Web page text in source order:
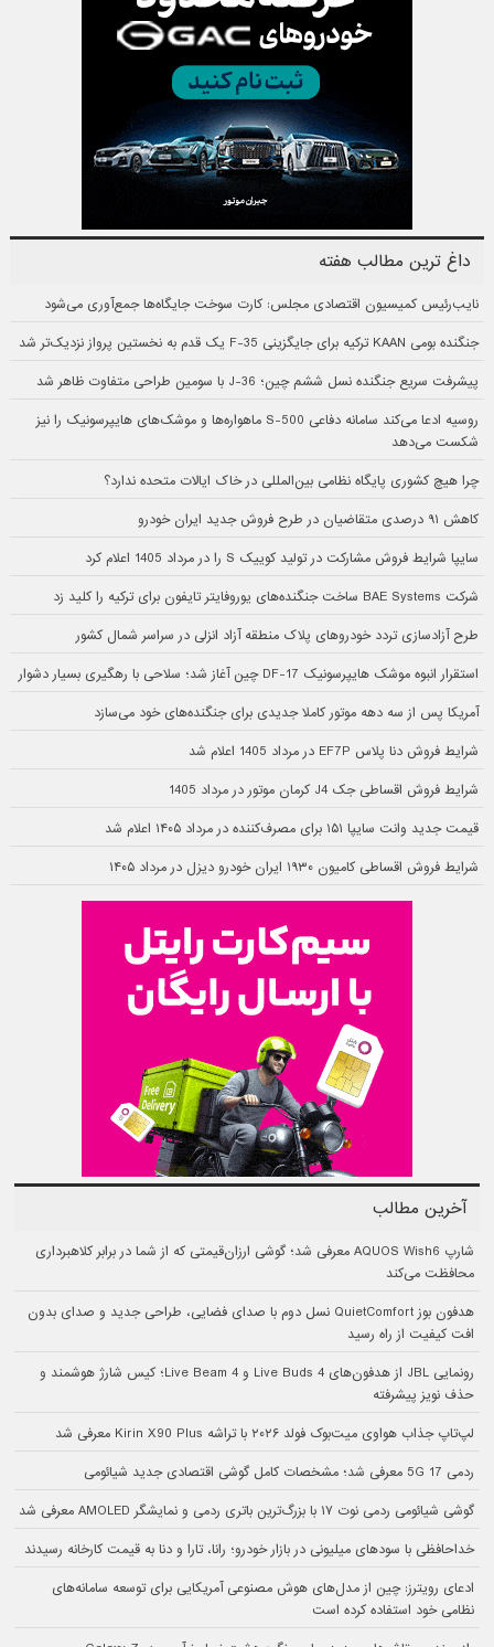
داغ ترین مطالب هفته
نایب‌رئیس کمیسیون اقتصادی مجلس: کارت سوخت جایگاه‌ها جمع‌آوری می‌شود
جنگنده بومی KAAN ترکیه برای جایگزینی F-35 یک قدم به نخستین پرواز نزدیک‌تر شد
پیشرفت سریع جنگنده نسل ششم چین؛ J-36 با سومین طراحی متفاوت ظاهر شد
روسیه ادعا می‌کند سامانه دفاعی S-500 ماهواره‌ها و موشک‌های هایپرسونیک را نیز
شکست می‌دهد
چرا هیچ کشوری پایگاه نظامی بین‌المللی در خاک ایالات متحده ندارد؟
کاهش ۹۱ درصدی متقاضیان در طرح فروش جدید ایران خودرو
سایپا شرایط فروش مشارکت در تولید کوییک S را در مرداد 1405 اعلام کرد
شرکت BAE Systems ساخت جنگنده‌های یوروفایتر تایفون برای ترکیه را کلید زد
طرح آزادسازی تردد خودروهای پلاک منطقه آزاد انزلی در سراسر شمال کشور
استقرار انبوه موشک هایپرسونیک DF-17 چین آغاز شد؛ سلاحی با رهگیری بسیار دشوار
آمریکا پس از سه دهه موتور کاملا جدیدی برای جنگنده‌های خود می‌سازد
شرایط فروش دنا پلاس EF7P در مرداد 1405 اعلام شد
شرایط فروش اقساطی جک J4 کرمان موتور در مرداد 1405
قیمت جدید وانت سایپا ۱۵۱ برای مصرف‌کننده در مرداد ۱۴۰۵ اعلام شد
شرایط فروش اقساطی کامیون ۱۹۳۰ ایران خودرو دیزل در مرداد ۱۴۰۵
آخرین مطالب
شارپ AQUOS Wish6 معرفی شد؛ گوشی ارزان‌قیمتی که از شما در برابر کلاهبرداری
محافظت می‌کند
هدفون بوز QuietComfort نسل دوم با صدای فضایی، طراحی جدید و صدای بدون
افت کیفیت از راه رسید
رونمایی JBL از هدفون‌های Live Buds 4 و Live Beam 4؛ کیس شارژ هوشمند و
حذف نویز پیشرفته
لپ‌تاپ جذاب هواوی میت‌بوک فولد ۲۰۲۶ با تراشه Kirin X90 Plus معرفی شد
ردمی 17 5G معرفی شد؛ مشخصات کامل گوشی اقتصادی جدید شیائومی
گوشی شیائومی ردمی نوت ۱۷ با بزرگ‌ترین باتری ردمی و نمایشگر AMOLED معرفی شد
خداحافظی با سودهای میلیونی در بازار خودرو؛ رانا، تارا و دنا به قیمت کارخانه رسیدند
ادعای رویترز: چین از مدل‌های هوش مصنوعی آمریکایی برای توسعه سامانه‌های
نظامی خود استفاده کرده است